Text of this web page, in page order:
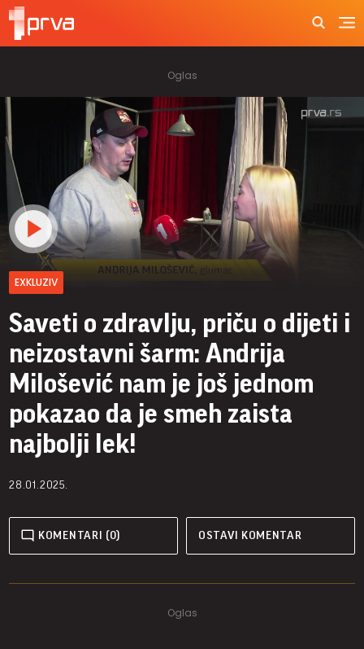
EXKLUZIV
Saveti o zdravlju, priču o dijeti i
neizostavni šarm: Andrija
Milošević nam je još jednom
pokazao da je smeh zaista
najbolji lek!
28.01.2025.
KOMENTARI (0) OSTAVI KOMENTAR